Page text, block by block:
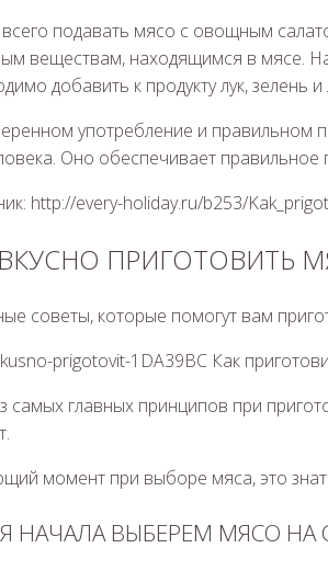
подавать мясо с овощным
веществам, находящимся в мясе.
добавить к продукту лук, зелень
употребление и правильном
Оно обеспечивает
http://every-holiday.ru/b253/
ПРИГОТОВИТЬ
советы, которые помогут вам
самых главных принципов при
момент при выборе мяса, это
НАЧАЛА ВЫБЕРЕМ МЯСО НА